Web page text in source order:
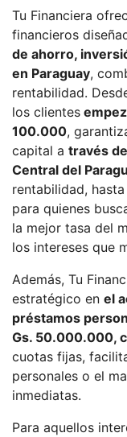
Tu Financiera
financieros
de ahorro,
en Paraguay,
rentabilidad.
los clientes
100.000,
capital a través
Central del
rentabilidad,
para quienes
la mejor tasa del
los intereses que
Además, Tu
estratégico en el
préstamos
Gs. 50.000.000,
cuotas fijas,
personales o el
inmediatas.
Para aquellos